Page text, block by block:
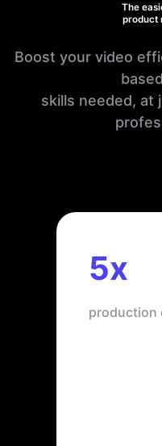
The
product
Boost your video
skills needed, at
5x
production